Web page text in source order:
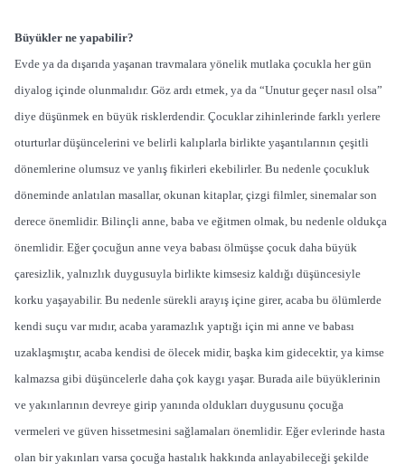
Büyükler ne yapabilir?
Evde ya da dışarıda yaşanan travmalara yönelik mutlaka çocukla her gün
diyalog içinde olunmalıdır. Göz ardı etmek, ya da “Unutur geçer nasıl olsa”
diye düşünmek en büyük risklerdendir. Çocuklar zihinlerinde farklı yerlere
oturturlar düşüncelerini ve belirli kalıplarla birlikte yaşantılarının çeşitli
dönemlerine olumsuz ve yanlış fikirleri ekebilirler. Bu nedenle çocukluk
döneminde anlatılan masallar, okunan kitaplar, çizgi filmler, sinemalar son
derece önemlidir. Bilinçli anne, baba ve eğitmen olmak, bu nedenle oldukça
önemlidir. Eğer çocuğun anne veya babası ölmüşse çocuk daha büyük
çaresizlik, yalnızlık duygusuyla birlikte kimsesiz kaldığı düşüncesiyle
korku yaşayabilir. Bu nedenle sürekli arayış içine girer, acaba bu ölümlerde
kendi suçu var mıdır, acaba yaramazlık yaptığı için mi anne ve babası
uzaklaşmıştır, acaba kendisi de ölecek midir, başka kim gidecektir, ya kimse
kalmazsa gibi düşüncelerle daha çok kaygı yaşar. Burada aile büyüklerinin
ve yakınlarının devreye girip yanında oldukları duygusunu çocuğa
vermeleri ve güven hissetmesini sağlamaları önemlidir. Eğer evlerinde hasta
olan bir yakınları varsa çocuğa hastalık hakkında anlayabileceği şekilde